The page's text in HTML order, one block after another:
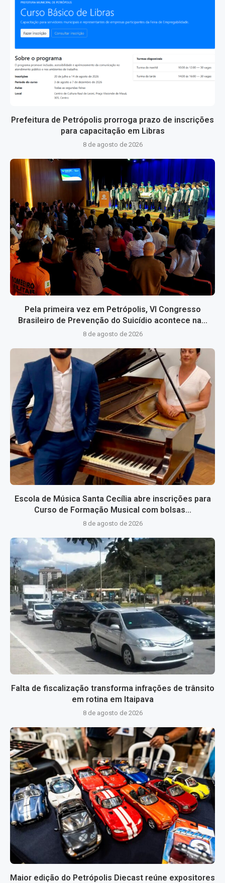
Prefeitura de Petrópolis prorroga prazo de inscrições
para capacitação em Libras
8 de agosto de 2026
Pela primeira vez em Petrópolis, VI Congresso
Brasileiro de Prevenção do Suicídio acontece na...
8 de agosto de 2026
Escola de Música Santa Cecília abre inscrições para
Curso de Formação Musical com bolsas...
8 de agosto de 2026
Falta de fiscalização transforma infrações de trânsito
em rotina em Itaipava
8 de agosto de 2026
Maior edição do Petrópolis Diecast reúne expositores